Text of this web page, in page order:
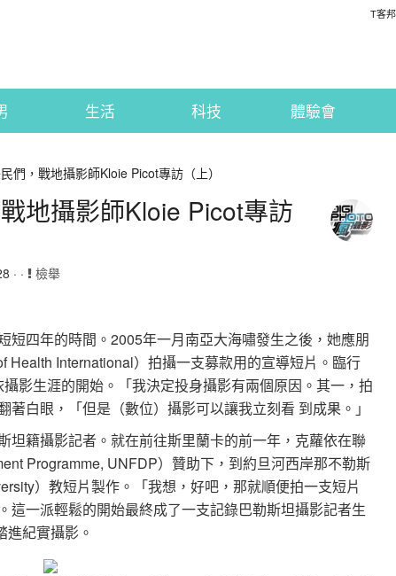
T客邦
生活 科技 體驗會
們，戰地攝影師Kloie Picot專訪（上）
地攝影師Kloie Picot專訪
· · 檢舉
短四年的時間。2005年一月南亞大海嘯發生之後，她應朋
Health International）拍攝一支募款用的宣導短片。臨行
影生涯的開始。「我決定投身攝影有兩個原因。其一，拍
白眼，「但是（數位）攝影可以讓我立刻看 到成果。」
坦籍攝影記者。就在前往斯里蘭卡的前一年，克蘿依在聯
Programme, UNFDP）贊助下，到約旦河西岸那不勒斯
）教短片製作。「我想，好吧，那就順便拍一支短片
這一派輕鬆的開始最終成了一支記錄巴勒斯坦攝影記者生
進紀實攝影。